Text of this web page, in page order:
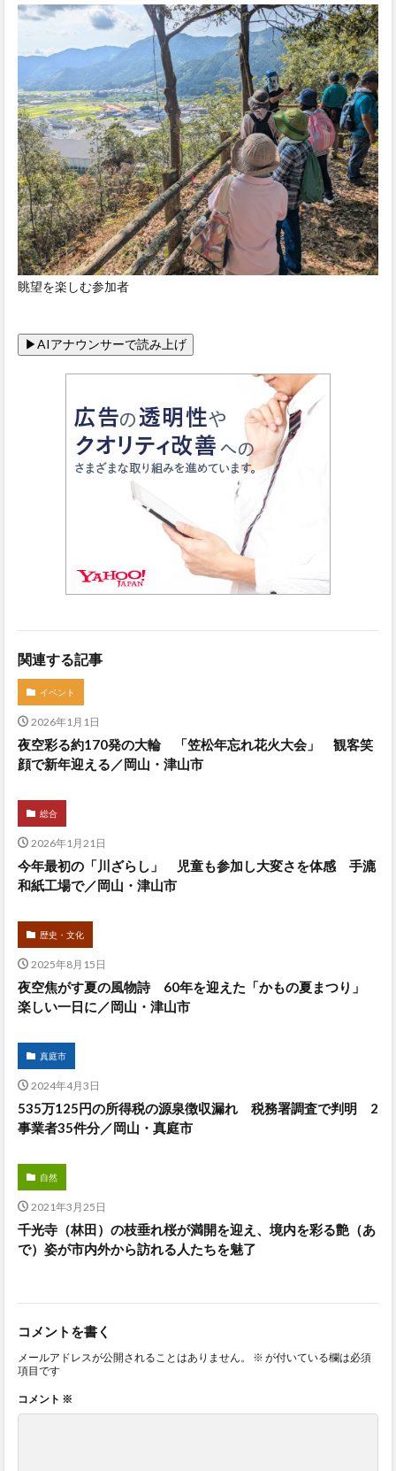
眺望を楽しむ参加者
関連する記事
イベント
2026年1月1日
夜空彩る約170発の大輪 「笠松年忘れ花火大会」 観客笑
顔で新年迎える／岡山・津山市
総合
2026年1月21日
今年最初の「川ざらし」 児童も参加し大変さを体感 手漉
和紙工場で／岡山・津山市
歴史・文化
2025年8月15日
夜空焦がす夏の風物詩 60年を迎えた「かもの夏まつり」
楽しい一日に／岡山・津山市
真庭市
2024年4月3日
535万125円の所得税の源泉徴収漏れ 税務署調査で判明 2
事業者35件分／岡山・真庭市
自然
2021年3月25日
千光寺（林田）の枝垂れ桜が満開を迎え、境内を彩る艶（あ
で）姿が市内外から訪れる人たちを魅了
コメントを書く
メールアドレスが公開されることはありません。 ※ が付いている欄は必須
項目です
コメント ※